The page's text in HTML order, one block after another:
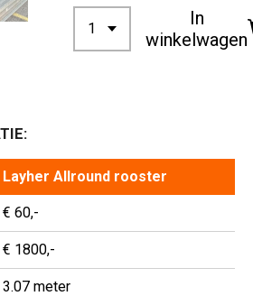
In
winkelwagen
Layher Allround rooster
€ 60,-
€ 1800,-
3.07 meter